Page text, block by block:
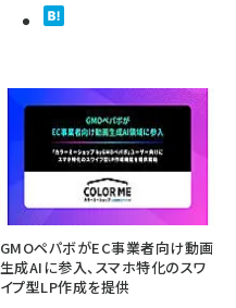
GMOペパボがEC事業者向け動画
生成AIに参入、スマホ特化のスワ
イプ型LP作成を提供